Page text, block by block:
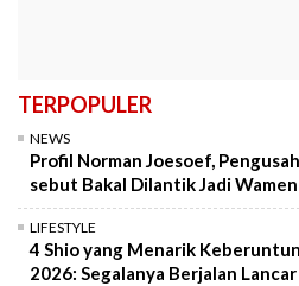
TERPOPULER
NEWS
Profil Norman Joesoef,
sebut Bakal Dilantik Jadi
LIFESTYLE
4 Shio yang Menarik
2026: Segalanya Berjalan Lancar